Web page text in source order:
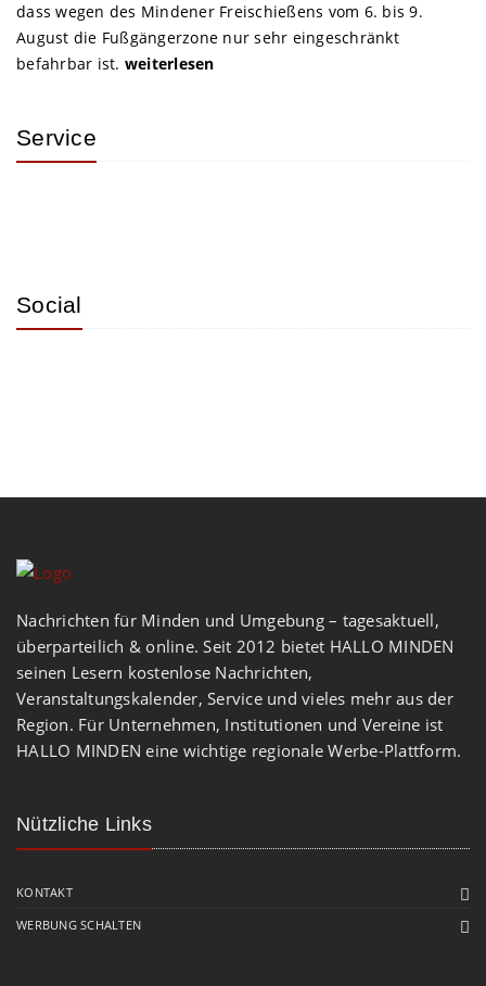
dass wegen des Mindener Freischießens vom 6. bis 9.
August die Fußgängerzone nur sehr eingeschränkt
befahrbar ist. weiterlesen
Service
Social
Nachrichten für Minden und Umgebung – tagesaktuell,
überparteilich & online. Seit 2012 bietet HALLO MINDEN
seinen Lesern kostenlose Nachrichten,
Veranstaltungskalender, Service und vieles mehr aus der
Region. Für Unternehmen, Institutionen und Vereine ist
HALLO MINDEN eine wichtige regionale Werbe-Plattform.
Nützliche Links
KONTAKT
WERBUNG SCHALTEN